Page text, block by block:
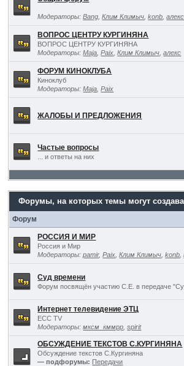
Модераторы:Bang ,Клим Климыч ,konb ,алекс
ВОПРОС ЦЕНТРУ КУРГИНЯНА
ВОПРОС ЦЕНТРУ КУРГИНЯНА
Модераторы:Maja ,Paix ,Клим Климыч ,алекс
ФОРУМ КИНОКЛУБА
Киноклуб
Модераторы:Maja ,Paix
ЖАЛОБЫ И ПРЕДЛОЖЕНИЯ
Частые вопросы
... и ответы на них
Форумы, на которых темы могут
Форум
РОССИЯ И МИР
Россия и Мир
Модераторы:pamir,Paix ,Клим Климыч ,konb ,
Суд времени
Форум посвящён участию С.Е. в передаче
Интернет телевидение ЭТЦ
ECC TV
Модераторы:мксм_кммрр ,spirit
ОБСУЖДЕНИЕ ТЕКСТОВ С.КУРГИНЯНА
Обсуждение текстов С.Кургиняна
— подфорумы: Передачи